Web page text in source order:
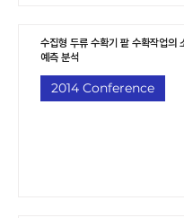
수집형 두류 수확기 팥 수확작업의
예측 분석
2014 Conference